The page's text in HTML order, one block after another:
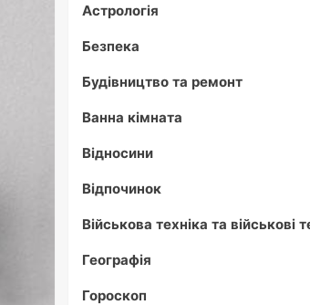
Астрологія
Безпека
Будівництво та ремонт
Ванна кімната
Відносини
Відпочинок
Військова техніка та військові
Географія
Гороскоп